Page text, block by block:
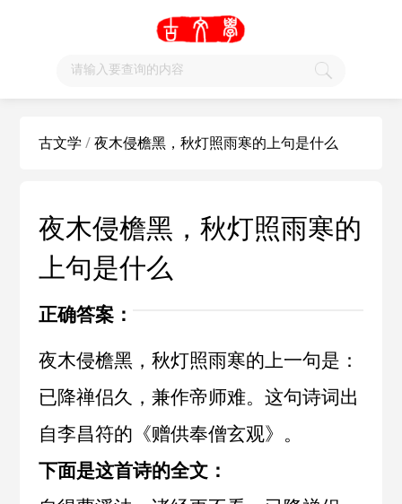
古文学 /夜木侵檐黑，秋灯照雨寒的上句是什么
夜木侵檐黑，秋灯照雨寒的
上句是什么
正确答案：
夜木侵檐黑，秋灯照雨寒的上一句是：
已降禅侣久，兼作帝师难。这句诗词出
自李昌符的《赠供奉僧玄观》。
下面是这首诗的全文：